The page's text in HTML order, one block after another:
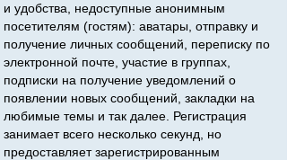
и удобства, недоступные анонимным
посетителям (гостям): аватары, отправку и
получение личных сообщений, переписку по
электронной почте, участие в группах,
подписки на получение уведомлений о
появлении новых сообщений, закладки на
любимые темы и так далее. Регистрация
занимает всего несколько секунд, но
предоставляет зарегистрированным